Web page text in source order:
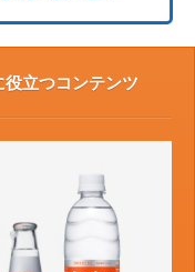
立つコンテンツ